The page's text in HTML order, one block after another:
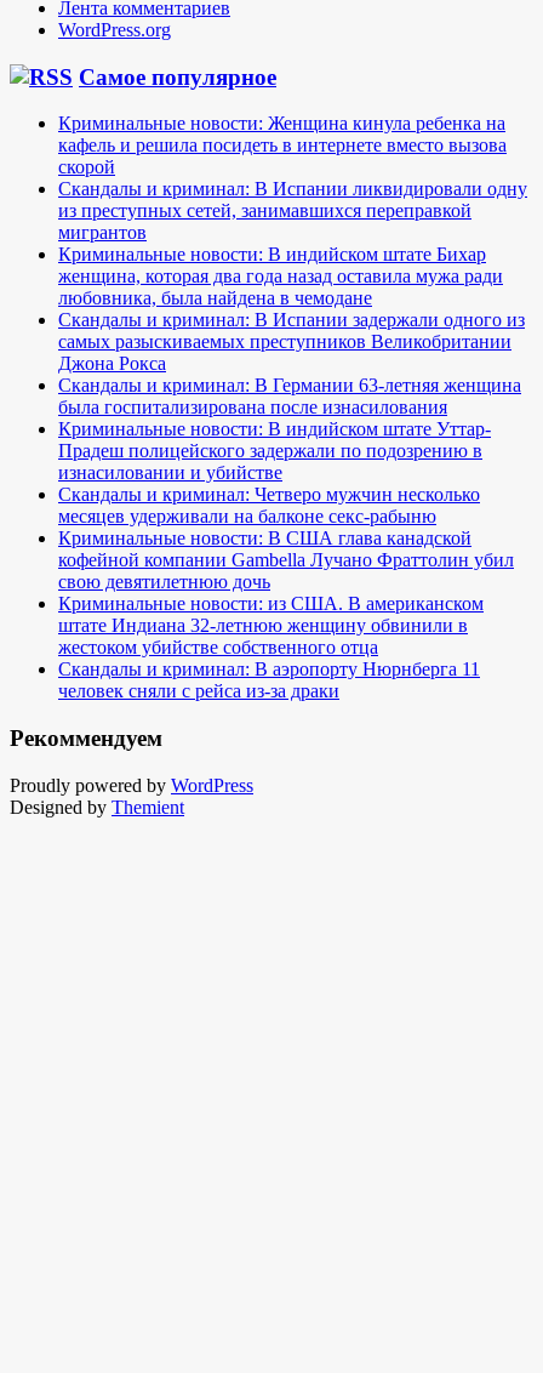
Лента комментариев
WordPress.org
Самое популярное
Криминальные новости: Женщина кинула ребенка на
кафель и решила посидеть в интернете вместо вызова
скорой
Скандалы и криминал: В Испании ликвидировали одну
из преступных сетей, занимавшихся переправкой
мигрантов
Криминальные новости: В индийском штате Бихар
женщина, которая два года назад оставила мужа ради
любовника, была найдена в чемодане
Скандалы и криминал: В Испании задержали одного из
самых разыскиваемых преступников Великобритании
Джона Рокса
Скандалы и криминал: В Германии 63-летняя женщина
была госпитализирована после изнасилования
Криминальные новости: В индийском штате Уттар-
Прадеш полицейского задержали по подозрению в
изнасиловании и убийстве
Скандалы и криминал: Четверо мужчин несколько
месяцев удерживали на балконе секс-рабыню
Криминальные новости: В США глава канадской
кофейной компании Gambella Лучано Фраттолин убил
свою девятилетнюю дочь
Криминальные новости: из США. В американском
штате Индиана 32-летнюю женщину обвинили в
жестоком убийстве собственного отца
Скандалы и криминал: В аэропорту Нюрнберга 11
человек сняли с рейса из-за драки
Рекоммендуем
Proudly powered by WordPress
Designed by Themient